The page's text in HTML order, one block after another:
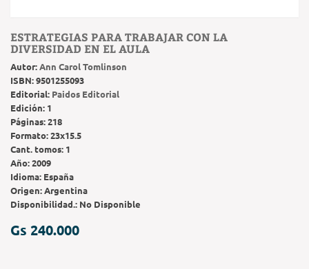
ESTRATEGIAS PARA TRABAJAR CON LA
DIVERSIDAD EN EL AULA
Autor:Ann Carol Tomlinson
ISBN:9501255093
Editorial: Paidos Editorial
Edición: 1
Páginas:218
Formato:23x15.5
Cant. tomos: 1
Año:2009
Idioma: España
Origen:Argentina
Disponibilidad.: No Disponible
Gs 240.000